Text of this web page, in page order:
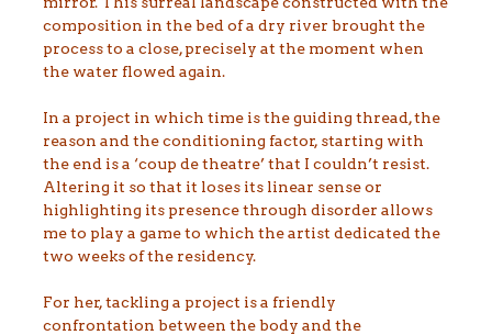
composition in the bed of a dry river brought the
process to a close, precisely at the moment when
the water flowed again.
In a project in which time is the guiding thread, the
reason and the conditioning factor, starting with
the end is a ‘coup de theatre’ that I couldn’t resist.
Altering it so that it loses its linear sense or
highlighting its presence through disorder allows
me to play a game to which the artist dedicated the
two weeks of the residency.
For her, tackling a project is a friendly
confrontation between the body and the